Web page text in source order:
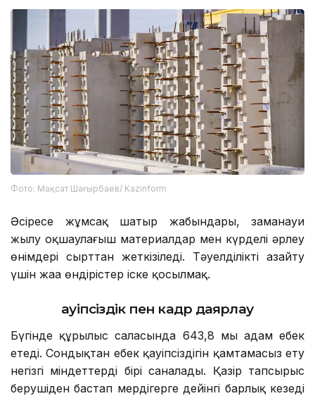
Фото: Мақсат Шағырбаев/ Kazinform
Әсіресе жұмсақ шатыр жабындары, заманауи
жылу оқшаулағыш материалдар мен күрделі әрлеу
өнімдері сырттан жеткізіледі. Тәуелділікті азайту
үшін жаңа өндірістер іске қосылмақ.
Қауіпсіздік пен кадр даярлау
Бүгінде құрылыс саласында 643,8 мың адам еңбек
етеді. Сондықтан еңбек қауіпсіздігін қамтамасыз ету
негізгі міндеттердің бірі саналады. Қазір тапсырыс
берушіден бастап мердігерге дейінгі барлық кезеңді